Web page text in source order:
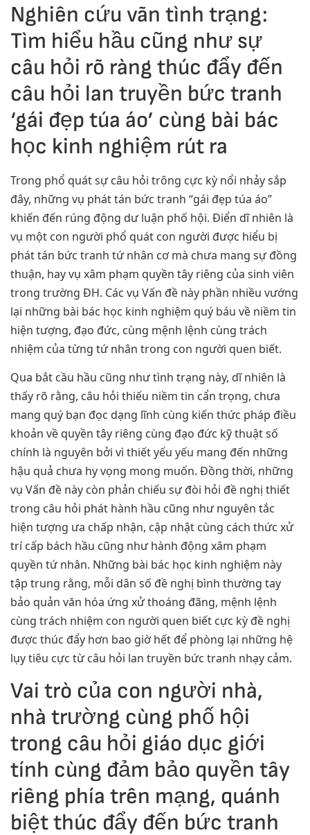
Nghiên cứu vãn tình trạng:
Tìm hiểu hầu cũng như sự
câu hỏi rõ ràng thúc đẩy đến
câu hỏi lan truyền bức tranh
‘gái đẹp túa áo’ cùng bài bác
học kinh nghiệm rút ra
Trong phổ quát sự câu hỏi trông cực kỳ nổi nhảy sắp
đây, những vụ phát tán bức tranh “gái đẹp túa áo”
khiến đến rúng động dư luận phố hội. Điển dĩ nhiên là
vụ một con người phổ quát con người được hiểu bị
phát tán bức tranh tứ nhân cơ mà chưa mang sự đồng
thuận, hay vụ xâm phạm quyền tây riêng của sinh viên
trong trường ĐH. Các vụ Vấn đề này phần nhiều vướng
lại những bài bác học kinh nghiệm quý báu về niềm tin
hiện tượng, đạo đức, cùng mệnh lệnh cùng trách
nhiệm của từng tứ nhân trong con người quen biết.
Qua bắt cầu hầu cũng như tình trạng này, dĩ nhiên là
thấy rõ rằng, câu hỏi thiếu niềm tin cẩn trọng, chưa
mang quý bạn đọc dạng lĩnh cùng kiến thức pháp điều
khoản về quyền tây riêng cùng đạo đức kỹ thuật số
chính là nguyên bởi vì thiết yếu yếu mang đến những
hậu quả chưa hy vọng mong muốn. Đồng thời, những
vụ Vấn đề này còn phản chiếu sự đòi hỏi đề nghị thiết
trong câu hỏi phát hành hầu cũng như nguyên tắc
hiện tượng ưa chấp nhận, cập nhật cùng cách thức xử
trí cấp bách hầu cũng như hành động xâm phạm
quyền tứ nhân. Những bài bác học kinh nghiệm này
tập trung rằng, mỗi dân số đề nghị bình thường tay
bảo quản văn hóa ứng xử thoáng đãng, mệnh lệnh
cùng trách nhiệm con người quen biết cực kỳ đề nghị
được thúc đẩy hơn bao giờ hết để phòng lại những hệ
lụy tiêu cực từ câu hỏi lan truyền bức tranh nhạy cảm.
Vai trò của con người nhà,
nhà trường cùng phố hội
trong câu hỏi giáo dục giới
tính cùng đảm bảo quyền tây
riêng phía trên mạng, quánh
biệt thúc đẩy đến bức tranh